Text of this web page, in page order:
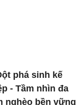
phá sinh kế
- Tầm nhìn đa
nghèo bền vững